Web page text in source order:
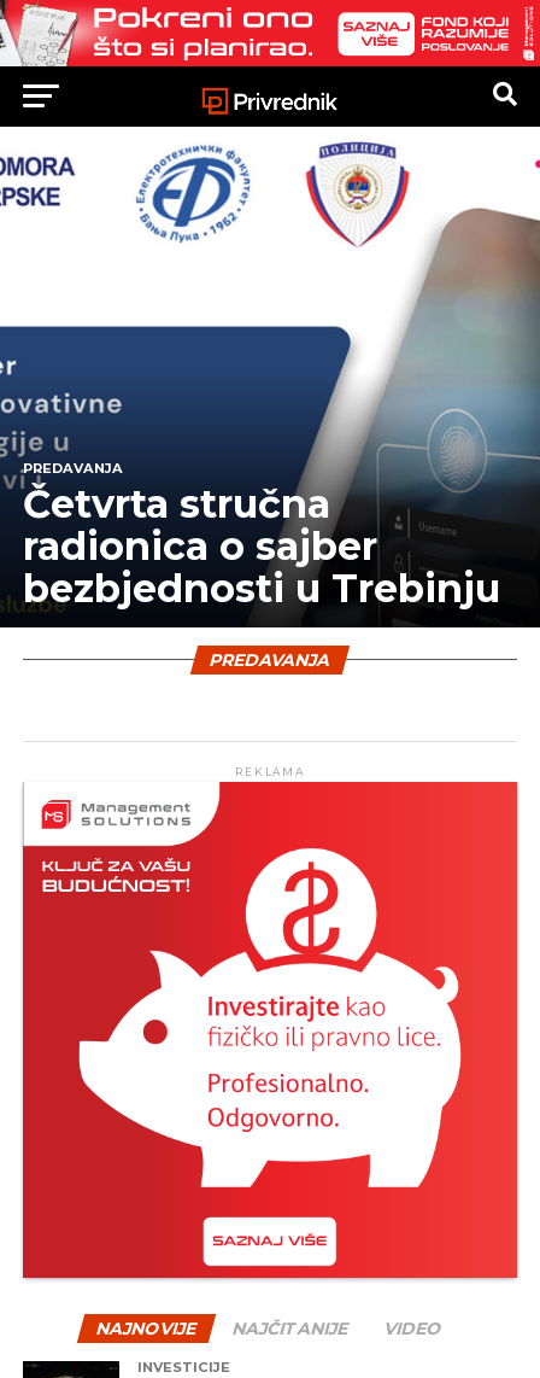
PREDAVANJA
Četvrta stručna
radionica o sajber
bezbjednosti u Trebinju
PREDAVANJA
REKLAMA
NAJNOVIJE NAJČITANIJE VIDEO
INVESTICIJE